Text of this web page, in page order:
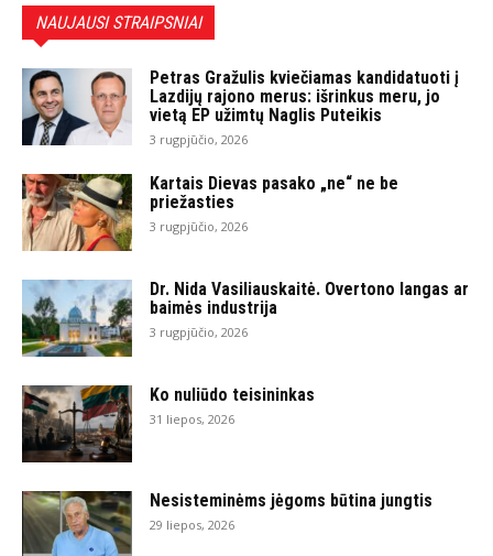
NAUJAUSI STRAIPSNIAI
Petras Gražulis kviečiamas kandidatuoti į
Lazdijų rajono merus: išrinkus meru, jo
vietą EP užimtų Naglis Puteikis
3 rugpjūčio, 2026
Kartais Dievas pasako „ne“ ne be
priežasties
3 rugpjūčio, 2026
Dr. Nida Vasiliauskaitė. Overtono langas ar
baimės industrija
3 rugpjūčio, 2026
Ko nuliūdo teisininkas
31 liepos, 2026
Nesisteminėms jėgoms būtina jungtis
29 liepos, 2026